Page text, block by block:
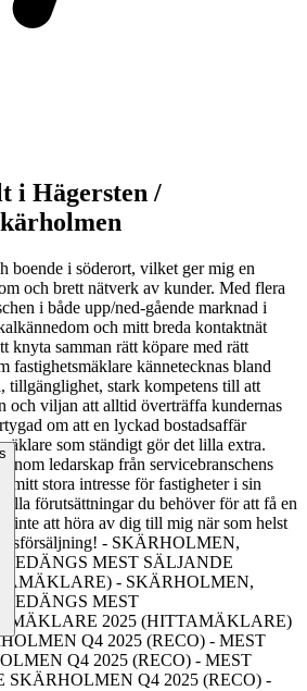
i Hägersten /
boende i söderort, vilket ger mig en
och brett nätverk av kunder. Med flera
i både upp/ned-gående marknad i
och mitt breda kontaktnät
knyta samman rätt köpare med rätt
fastighetsmäklare kännetecknas bland
tillgänglighet, stark kompetens till att
och viljan att alltid överträffa kundernas
om att en lyckad bostadsaffär
som ständigt gör det lilla extra.
inom ledarskap från servicebranschens
mitt stora intresse för fastigheter i sin
alla förutsättningar du behöver för att få en
inte att höra av dig till mig när som helst
- SKÄRHOLMEN,
MEST SÄLJANDE
- SKÄRHOLMEN,
MEST
MÄKLARE 2025 (HITTAMÄKLARE)
Q4 2025 (RECO) - MEST
Q4 2025 (RECO) - MEST
Q4 2025 (RECO) -